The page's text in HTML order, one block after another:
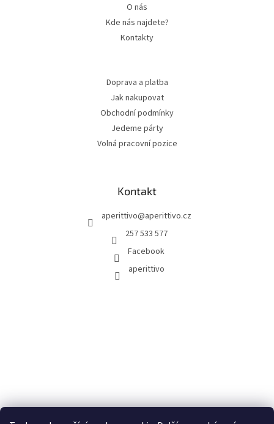
O nás
Kde nás najdete?
Kontakty
Doprava a platba
Jak nakupovat
Obchodní podmínky
Jedeme párty
Volná pracovní pozice
Kontakt
aperittivo@aperittivo.cz
257 533 577
Facebook
aperittivo